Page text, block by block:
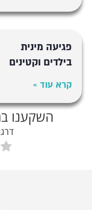
פגיעה מינית
בילדים וקטינים
קרא עוד »
השקענו
דרגו